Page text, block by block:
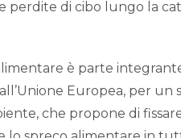
perdite di cibo lungo la
è parte
Europea, per un
che propone di